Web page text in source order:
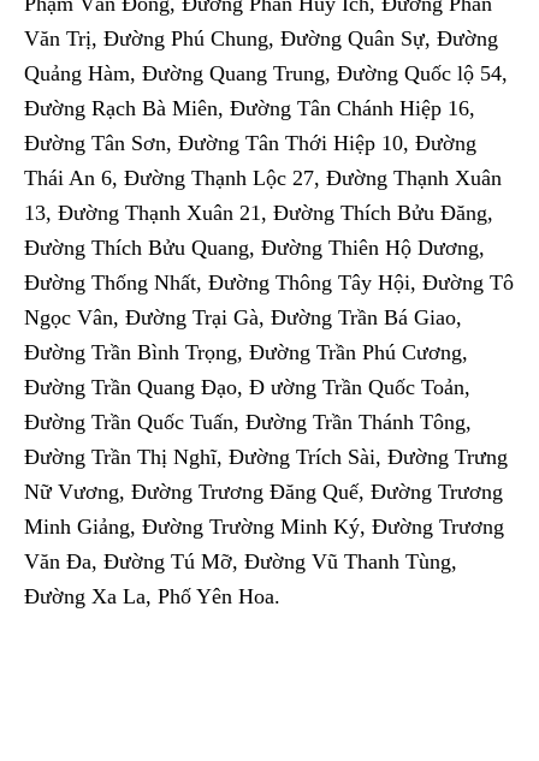
Văn Trị, Đường Phú Chung, Đường Quân Sự, Đường
Quảng Hàm, Đường Quang Trung, Đường Quốc lộ 54,
Đường Rạch Bà Miên, Đường Tân Chánh Hiệp 16,
Đường Tân Sơn, Đường Tân Thới Hiệp 10, Đường
Thái An 6, Đường Thạnh Lộc 27, Đường Thạnh Xuân
13, Đường Thạnh Xuân 21, Đường Thích Bửu Đăng,
Đường Thích Bửu Quang, Đường Thiên Hộ Dương,
Đường Thống Nhất, Đường Thông Tây Hội, Đường Tô
Ngọc Vân, Đường Trại Gà, Đường Trần Bá Giao,
Đường Trần Bình Trọng, Đường Trần Phú Cương,
Đường Trần Quang Đạo, Đ ường Trần Quốc Toản,
Đường Trần Quốc Tuấn, Đường Trần Thánh Tông,
Đường Trần Thị Nghĩ, Đường Trích Sài, Đường Trưng
Nữ Vương, Đường Trương Đăng Quế, Đường Trương
Minh Giảng, Đường Trường Minh Ký, Đường Trương
Văn Đa, Đường Tú Mỡ, Đường Vũ Thanh Tùng,
Đường Xa La, Phố Yên Hoa.